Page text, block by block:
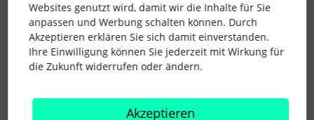
komme ja aus der Steuerberatung und da ist es z.B. so, dass
ich vieles gar nicht rechtsgültig unterschreiben kann, da ich
kein Berufsträger bin. Das hätte auch keine Vollmacht heilen
können, Thema Freiberuflichkeit und so.
Aber ich bin sicher, dass es keine allgemeingültige Antwort
geben wird auf deine Frage. Da sind ja auch alle
Websites genutzt wird, damit wir die Inhalte für Sie
anpassen und Werbung schalten können. Durch
Akzeptieren erklären Sie sich damit einverstanden.
Ihre Einwilligung können Sie jederzeit mit Wirkung für
die Zukunft widerrufen oder ändern.
Akzeptieren